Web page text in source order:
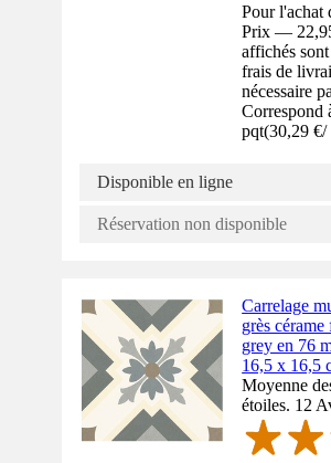
Pour l'achat
Prix —
affichés
frais de
nécessaire
Correspond
pqt(30,29 €/
Disponible en ligne
Réservation non disponible
Carrelage
grès
grey en 76
16,5 x 16,5
Moyenne
étoiles. 12